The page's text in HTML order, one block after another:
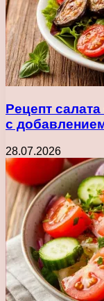
Рецепт
с
28.07.2026